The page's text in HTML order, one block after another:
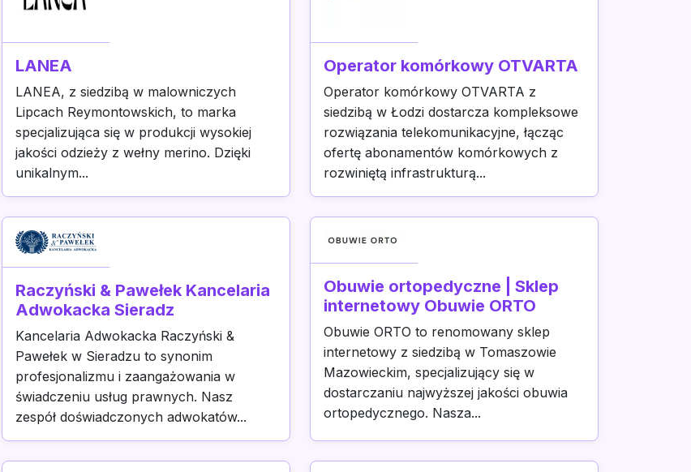
LANEA
LANEA, z siedzibą w malowniczych
Lipcach Reymontowskich, to marka
specjalizująca się w produkcji wysokiej
jakości odzieży z wełny merino. Dzięki
unikalnym...
Operator komórkowy OTVARTA
Operator komórkowy OTVARTA z
siedzibą w Łodzi dostarcza kompleksowe
rozwiązania telekomunikacyjne, łącząc
ofertę abonamentów komórkowych z
rozwiniętą infrastrukturą...
Raczyński & Pawełek Kancelaria
Adwokacka Sieradz
Kancelaria Adwokacka Raczyński &
Pawełek w Sieradzu to synonim
profesjonalizmu i zaangażowania w
świadczeniu usług prawnych. Nasz
zespół doświadczonych adwokatów...
Obuwie ortopedyczne | Sklep
internetowy Obuwie ORTO
Obuwie ORTO to renomowany sklep
internetowy z siedzibą w Tomaszowie
Mazowieckim, specjalizujący się w
dostarczaniu najwyższej jakości obuwia
ortopedycznego. Nasza...